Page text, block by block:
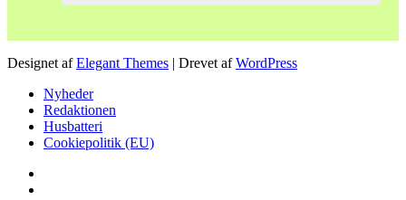
Designet afElegant Themes | Drevet afWordPress
Nyheder
Redaktionen
Husbatteri
Cookiepolitik (EU)